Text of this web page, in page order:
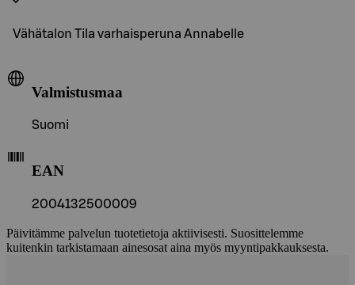
Vähätalon Tila varhaisperuna Annabelle
Valmistusmaa
Suomi
EAN
2004132500009
Päivitämme palvelun tuotetietoja aktiivisesti. Suosittelemme
kuitenkin tarkistamaan ainesosat aina myös myyntipakkauksesta.